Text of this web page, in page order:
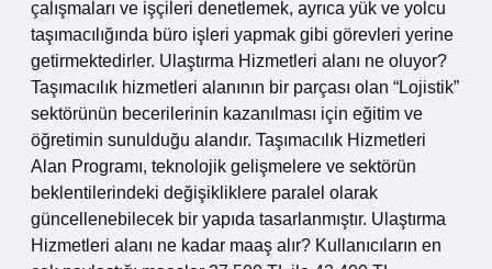
çalışmaları ve işçileri denetlemek, ayrıca yük ve yolcu
taşımacılığında büro işleri yapmak gibi görevleri yerine
getirmektedirler. Ulaştırma Hizmetleri alanı ne oluyor?
Taşımacılık hizmetleri alanının bir parçası olan “Lojistik”
sektörünün becerilerinin kazanılması için eğitim ve
öğretimin sunulduğu alandır. Taşımacılık Hizmetleri
Alan Programı, teknolojik gelişmelere ve sektörün
beklentilerindeki değişikliklere paralel olarak
güncellenebilecek bir yapıda tasarlanmıştır. Ulaştırma
Hizmetleri alanı ne kadar maaş alır? Kullanıcıların en